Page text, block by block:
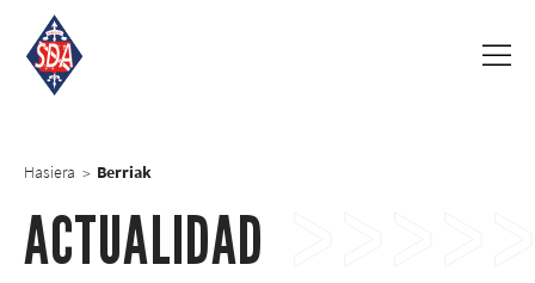
Hasiera > Berriak
ACTUALIDAD